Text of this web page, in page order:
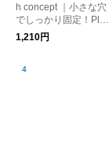
h concept ｜小さな穴
でしっかり固定！Pli 3
pcs Hook Pin プリ
【メール便可】
1,210円